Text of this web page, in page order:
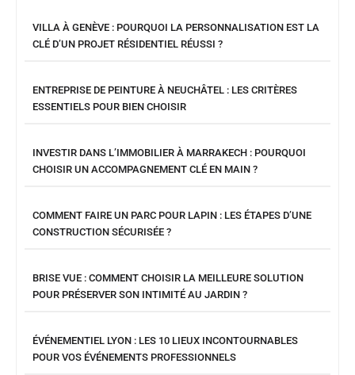
VILLA À GENÈVE : POURQUOI LA PERSONNALISATION EST LA
CLÉ D’UN PROJET RÉSIDENTIEL RÉUSSI ?
ENTREPRISE DE PEINTURE À NEUCHÂTEL : LES CRITÈRES
ESSENTIELS POUR BIEN CHOISIR
INVESTIR DANS L’IMMOBILIER À MARRAKECH : POURQUOI
CHOISIR UN ACCOMPAGNEMENT CLÉ EN MAIN ?
COMMENT FAIRE UN PARC POUR LAPIN : LES ÉTAPES D’UNE
CONSTRUCTION SÉCURISÉE ?
BRISE VUE : COMMENT CHOISIR LA MEILLEURE SOLUTION
POUR PRÉSERVER SON INTIMITÉ AU JARDIN ?
ÉVÉNEMENTIEL LYON : LES 10 LIEUX INCONTOURNABLES
POUR VOS ÉVÉNEMENTS PROFESSIONNELS